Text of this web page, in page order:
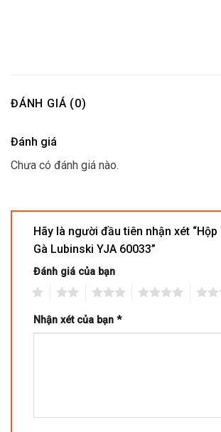
ĐÁNH GIÁ (0)
Đánh giá
Chưa có đánh giá nào.
Hãy là người đầu tiên nhận xét “Hộp
Gà Lubinski YJA 60033”
Đánh giá của bạn
Nhận xét của bạn *